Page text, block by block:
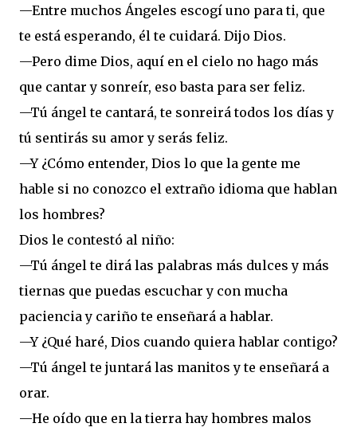
—Entre muchos Ángeles escogí uno para ti, que
te está esperando, él te cuidará. Dijo Dios.
—Pero dime Dios, aquí en el cielo no hago más
que cantar y sonreír, eso basta para ser feliz.
—Tú ángel te cantará, te sonreirá todos los días y
tú sentirás su amor y serás feliz.
—Y ¿Cómo entender, Dios lo que la gente me
hable si no conozco el extraño idioma que hablan
los hombres?
Dios le contestó al niño:
—Tú ángel te dirá las palabras más dulces y más
tiernas que puedas escuchar y con mucha
paciencia y cariño te enseñará a hablar.
—Y ¿Qué haré, Dios cuando quiera hablar contigo?
—Tú ángel te juntará las manitos y te enseñará a
orar.
—He oído que en la tierra hay hombres malos